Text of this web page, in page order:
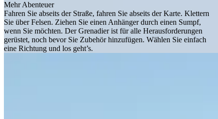
Mehr Abenteuer
Fahren Sie abseits der Straße, fahren Sie abseits der Karte. Klettern
Sie über Felsen. Ziehen Sie einen Anhänger durch einen Sumpf,
wenn Sie möchten. Der Grenadier ist für alle Herausforderungen
gerüstet, noch bevor Sie Zubehör hinzufügen. Wählen Sie einfach
eine Richtung und los geht’s.